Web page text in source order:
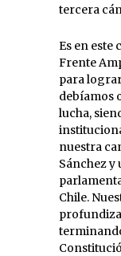
tercera
Es en este
Frente
para
debíamos
lucha,
nuestra
Sánchez y
Chile.